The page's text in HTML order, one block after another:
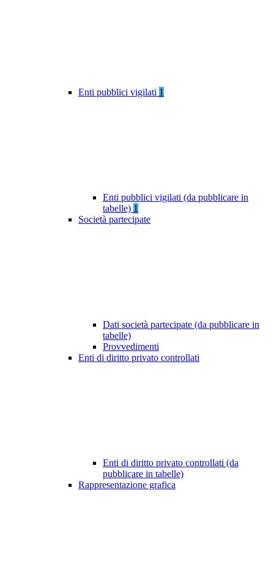
Enti pubblici vigilati 1
Enti pubblici vigilati (da pubblicare in
tabelle) 1
Società partecipate
Dati società partecipate (da pubblicare in
tabelle)
Provvedimenti
Enti di diritto privato controllati
Enti di diritto privato controllati (da
pubblicare in tabelle)
Rappresentazione grafica